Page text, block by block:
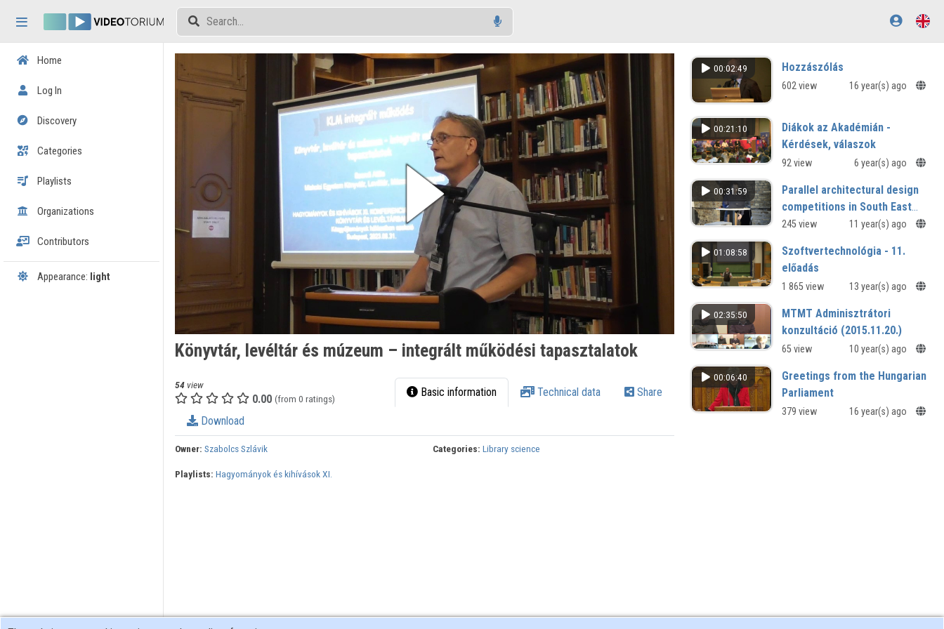
Home
Log In
Discovery
Categories
Playlists
Organizations
Contributors
Appearance: light
Könyvtár, levéltár és múzeum – integrált működési tapasztalatok
54view
0.00 (from 0 ratings) Basic information Technical data Share
Download
Owner: Szabolcs Szlávik Categories: Library science
Playlists: Hagyományok és kihívások XI.
00:02:49 Hozzászólás
602 view 16 year(s) ago
00:21:10
Diákok az Akadémián -
Kérdések, válaszok
92 view 6 year(s) ago
00:31:59
Parallel architectural design
competitions in South East
Europe
245 view 11 year(s) ago
01:08:58
Szoftvertechnológia - 11.
előadás
1 865 view 13 year(s) ago
02:35:50
MTMT Adminisztrátori
konzultáció (2015.11.20.)
65 view 10 year(s) ago
00:06:40
Greetings from the Hungarian
Parliament
379 view 16 year(s) ago